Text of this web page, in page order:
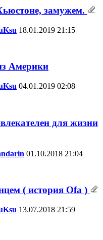
замужем.
18.01.2019 21:15
Америки
04.01.2019 02:08
для жизни
01.10.2018 21:04
( история Ofa )
13.07.2018 21:59